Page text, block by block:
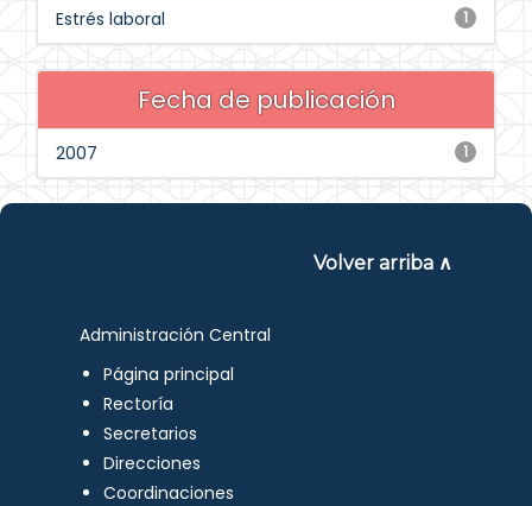
1
Estrés laboral
Fecha de publicación
1
2007
Volver arriba ∧
Administración Central
Página principal
Rectoría
Secretarios
Direcciones
Coordinaciones